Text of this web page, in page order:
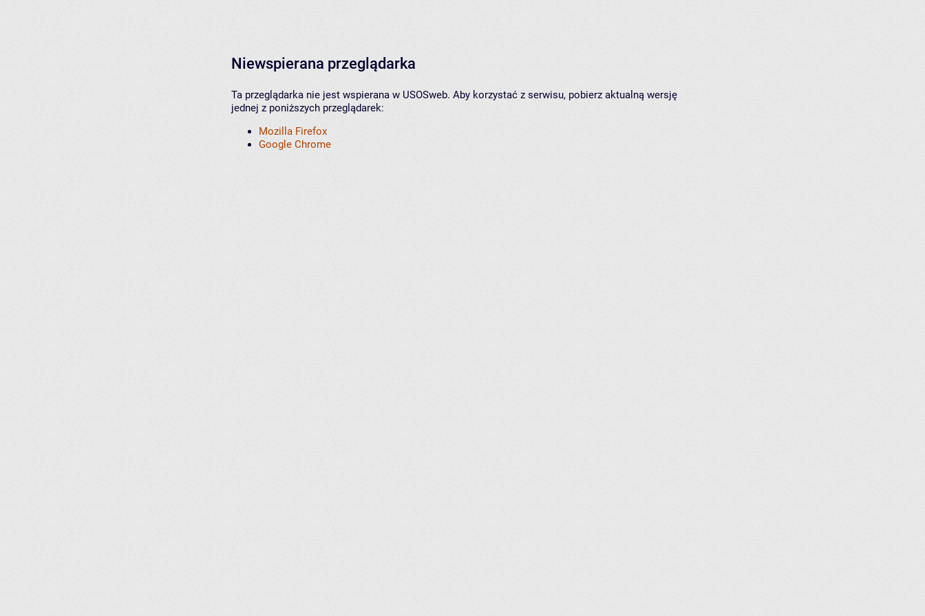
Niewspierana przeglądarka
Ta przeglądarka nie jest wspierana w USOSweb. Aby korzystać z serwisu, pobierz aktualną wersję
jednej z poniższych przeglądarek:
Mozilla Firefox
Google Chrome